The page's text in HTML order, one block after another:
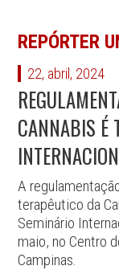
REPÓRTER
22, abril, 2024
CANNABIS É
A
terapêutico da
Seminário
maio, no Centro
Campinas.